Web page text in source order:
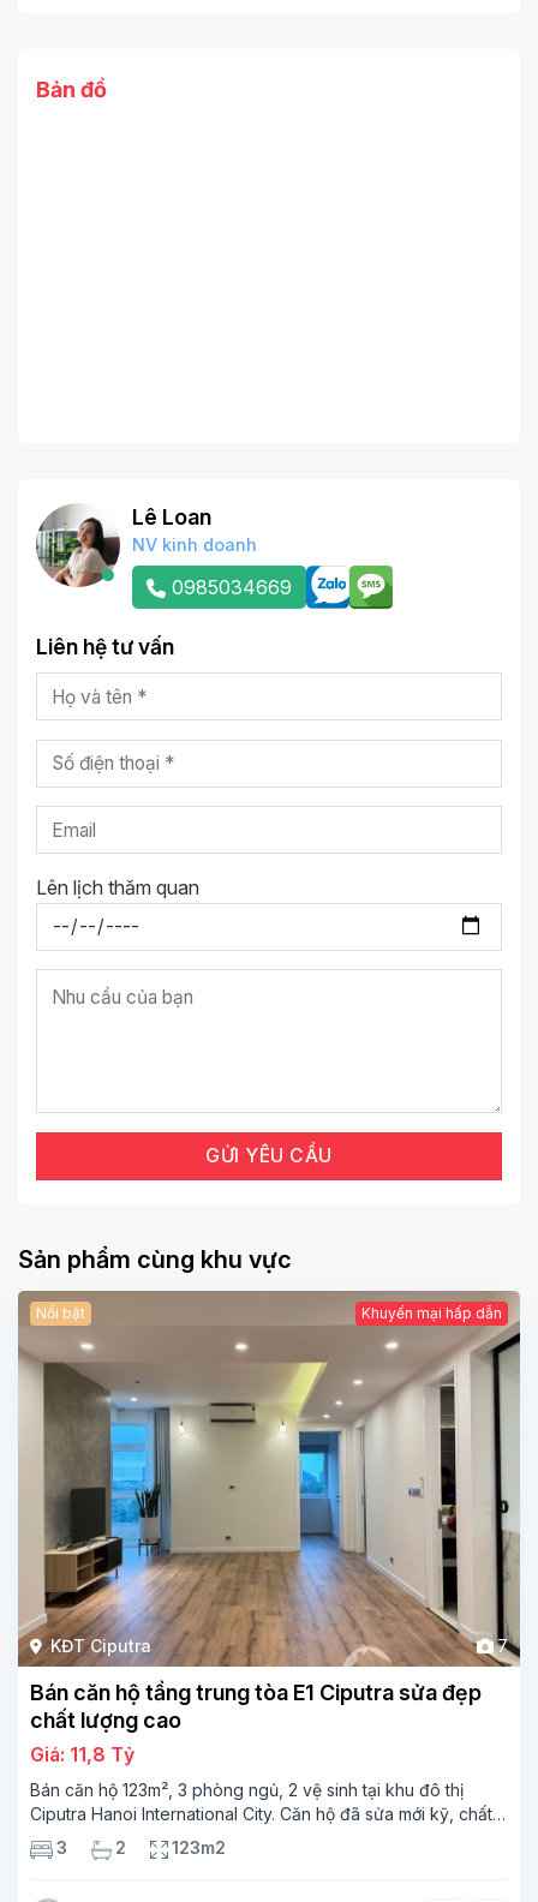
Bản đồ
Lê Loan
NV kinh doanh
0985034669
Liên hệ tư vấn
Lên lịch thăm quan
Sản phẩm cùng khu vực
KĐT Ciputra 7
Nổi bật Khuyến mại hấp dẫn
Bán căn hộ tầng trung tòa E1 Ciputra sửa đẹp
chất lượng cao
Giá: 11,8 Tỷ
Bán căn hộ 123m², 3 phòng ngủ, 2 vệ sinh tại khu đô thị
Ciputra Hanoi International City. Căn hộ đã sửa mới kỹ, chất
lượng cao, sàn gỗ, bếp hiện đại, không gian thoáng sáng.
3 2 123m2